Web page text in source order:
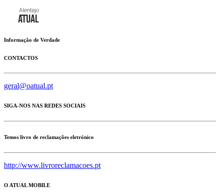
Informação de Verdade
CONTACTOS
geral@oatual.pt
SIGA-NOS NAS REDES SOCIAIS
Temos livro de reclamações eletrónico
http://www.livroreclamacoes.pt
O ATUAL MOBILE